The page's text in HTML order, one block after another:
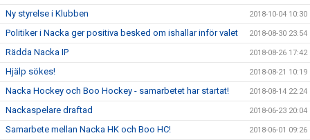
Ny styrelse i Klubben 2018-10-04 10:30
Politiker i Nacka ger positiva besked om ishallar inför valet 2018-08-30 23:54
Rädda Nacka IP 2018-08-26 17:42
Hjälp sökes! 2018-08-21 10:19
Nacka Hockey och Boo Hockey - samarbetet har startat! 2018-08-14 22:24
Nackaspelare draftad 2018-06-23 20:04
Samarbete mellan Nacka HK och Boo HC! 2018-06-01 09:26